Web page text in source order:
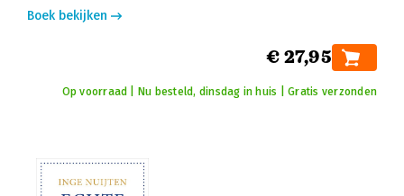
Boek bekijken
€ 27,95
Op voorraad | Nu besteld, dinsdag in huis | Gratis verzonden